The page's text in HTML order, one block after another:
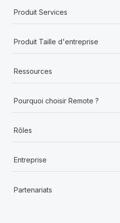
Produit Services
Produit Taille d'entreprise
Ressources
Pourquoi choisir Remote ?
Rôles
Entreprise
Partenariats